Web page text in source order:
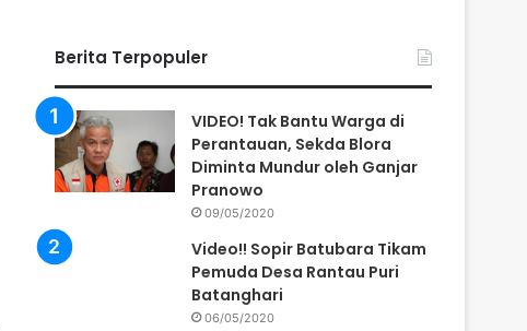
Berita Terpopuler
VIDEO! Tak Bantu Warga di
Perantauan, Sekda Blora
Diminta Mundur oleh Ganjar
Pranowo
09/05/2020
Video!! Sopir Batubara Tikam
Pemuda Desa Rantau Puri
Batanghari
06/05/2020